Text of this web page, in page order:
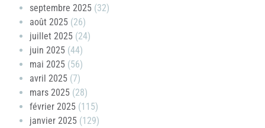
septembre 2025 (32)
août 2025 (26)
juillet 2025 (24)
juin 2025 (44)
mai 2025 (56)
avril 2025 (7)
mars 2025 (28)
février 2025 (115)
janvier 2025 (129)